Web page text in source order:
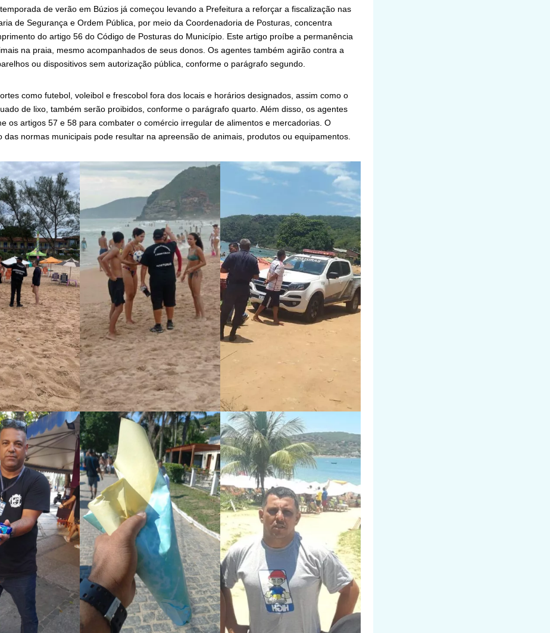
de verão em Búzios já começou levando a Prefeitura a reforçar a fiscalização nas
de Segurança e Ordem Pública, por meio da Coordenadoria de Posturas, concentra
do artigo 56 do Código de Posturas do Município. Este artigo proíbe a permanência
na praia, mesmo acompanhados de seus donos. Os agentes também agirão contra a
ou dispositivos sem autorização pública, conforme o parágrafo segundo.
como futebol, voleibol e frescobol fora dos locais e horários designados, assim como o
de lixo, também serão proibidos, conforme o parágrafo quarto. Além disso, os agentes
os artigos 57 e 58 para combater o comércio irregular de alimentos e mercadorias. O
das normas municipais pode resultar na apreensão de animais, produtos ou equipamentos.